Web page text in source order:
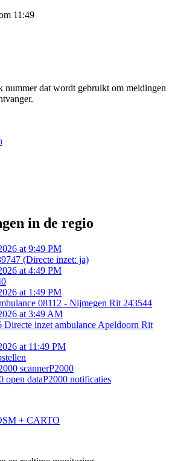
11:49
nummer dat wordt gebruikt om meldingen
in de regio
at 9:49 PM
(Directe inzet: ja)
at 4:49 PM
at 1:49 PM
08112 - Nijmegen Rit 243544
at 3:49 AM
Directe inzet ambulance Apeldoorn Rit
at 11:49 PM
scannerP2000
open dataP2000 notificaties
+ CARTO